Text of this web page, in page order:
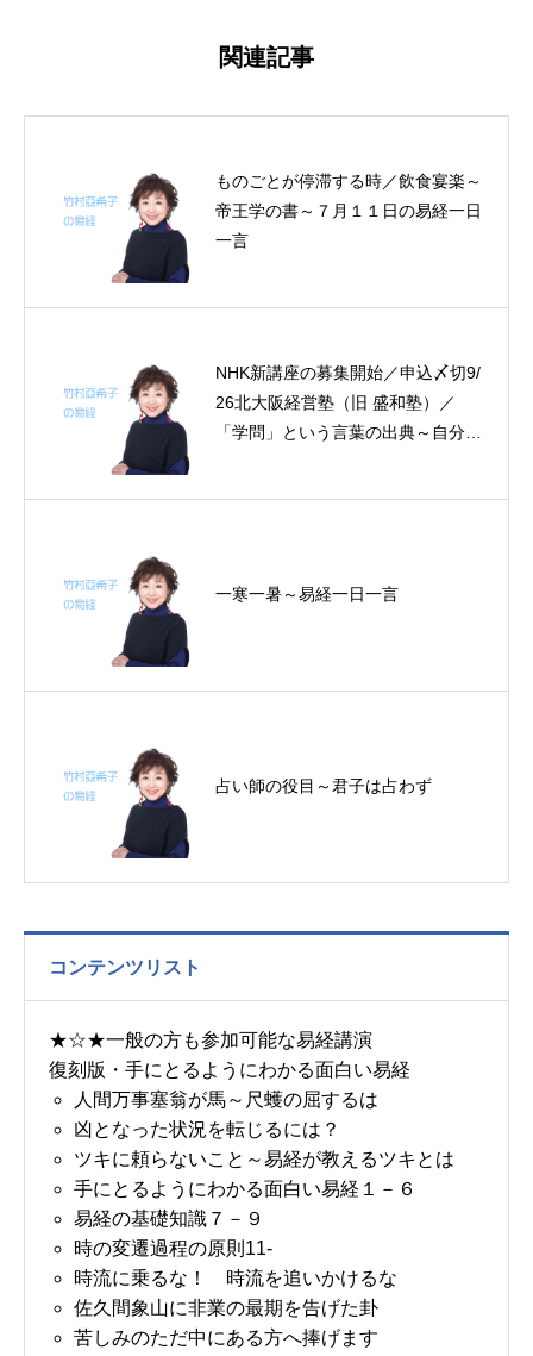
関連記事
ものごとが停滞する時／飲食宴楽～
帝王学の書～７月１１日の易経一日
一言
NHK新講座の募集開始／申込〆切9/
26北大阪経営塾（旧 盛和塾）／
「学問」という言葉の出典～自分に
一寒一暑～易経一日一言
占い師の役目～君子は占わず
コンテンツリスト
★☆★一般の方も参加可能な易経講演
復刻版・手にとるようにわかる面白い易経
人間万事塞翁が馬～尺蠖の屈するは
凶となった状況を転じるには？
ツキに頼らないこと～易経が教えるツキとは
手にとるようにわかる面白い易経１－６
易経の基礎知識７－９
時の変遷過程の原則11-
時流に乗るな！ 時流を追いかけるな
佐久間象山に非業の最期を告げた卦
苦しみのただ中にある方へ捧げます